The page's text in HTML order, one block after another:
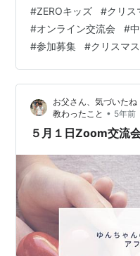
月18日（土） 15時～
28（日） 12月5・12（
★録音と撮影★ 11月21
★ えごたいえ地域交流
加費★ 1,000円（1回…
#ZEROキッズ #クリス
#オンライン交流会 #
#参加募集 #クリスマ
お父さん、気づいた
教わったこと • 5年前
５月１日Zoom交流